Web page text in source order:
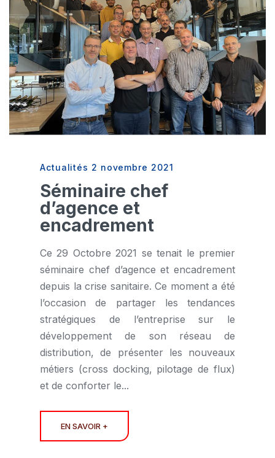
Actualités 2 novembre 2021
Séminaire chef
d’agence et
encadrement
Ce 29 Octobre 2021 se tenait le premier
séminaire chef d’agence et encadrement
depuis la crise sanitaire. Ce moment a été
l’occasion de partager les tendances
stratégiques de l’entreprise sur le
développement de son réseau de
distribution, de présenter les nouveaux
métiers (cross docking, pilotage de flux)
et de conforter le...
EN SAVOIR +